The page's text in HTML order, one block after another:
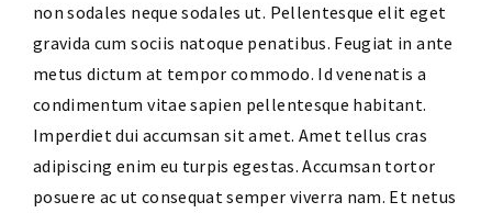
non sodales neque sodales ut. Pellentesque elit eget
gravida cum sociis natoque penatibus. Feugiat in ante
metus dictum at tempor commodo. Id venenatis a
condimentum vitae sapien pellentesque habitant.
Imperdiet dui accumsan sit amet. Amet tellus cras
adipiscing enim eu turpis egestas. Accumsan tortor
posuere ac ut consequat semper viverra nam. Et netus